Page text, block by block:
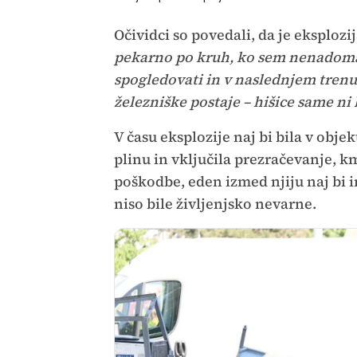
Očividci so povedali, da je
pekarno po kruh, ko sem
spogledovati in v naslednjem
železniške postaje – hišice same ni
V času eksplozije naj bi bila v
plinu in vključila prezračevanje,
poškodbe, eden izmed njiju naj
niso bile življenjsko nevarne.